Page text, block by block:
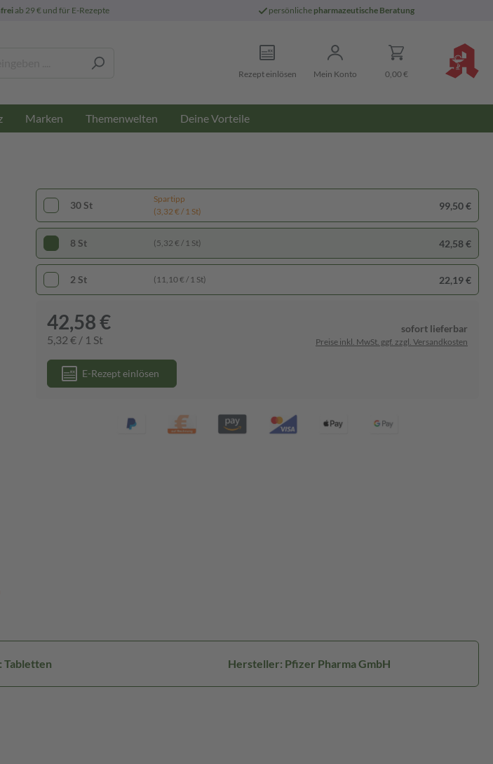
ab 29 € und für E-Rezepte persönliche pharmazeutische Beratung
Rezept einlösen Mein Konto 0,00 €
Marken Themenwelten Deine Vorteile
30 St
Spartipp
(3,32 € / 1 St)
99,50 €
8 St (5,32 € / 1 St) 42,58 €
2 St (11,10 € / 1 St) 22,19 €
42,58 €
5,32 € / 1 St
sofort lieferbar
Preise inkl. MwSt. ggf. zzgl. Versandkosten
E-Rezept einlösen
Tabletten Hersteller: Pfizer Pharma GmbH